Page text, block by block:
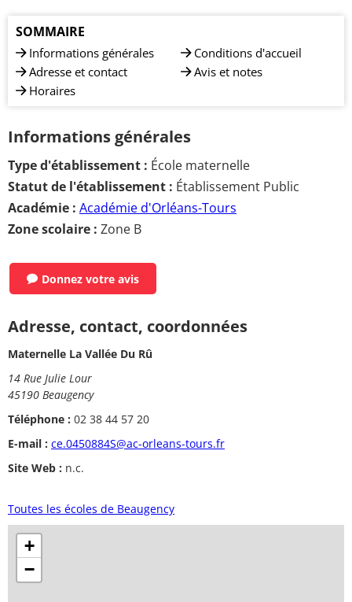
SOMMAIRE
Informations générales
Adresse et contact
Horaires
Conditions d'accueil
Avis et notes
Informations générales
Type d'établissement : École maternelle
Statut de l'établissement : Établissement Public
Académie : Académie d'Orléans-Tours
Zone scolaire : Zone B
Donnez votre avis
Adresse, contact, coordonnées
Maternelle La Vallée Du Rû
14 Rue Julie Lour
45190 Beaugency
Téléphone : 02 38 44 57 20
E-mail : ce.0450884S@ac-orleans-tours.fr
Site Web : n.c.
Toutes les écoles de Beaugency
+
−